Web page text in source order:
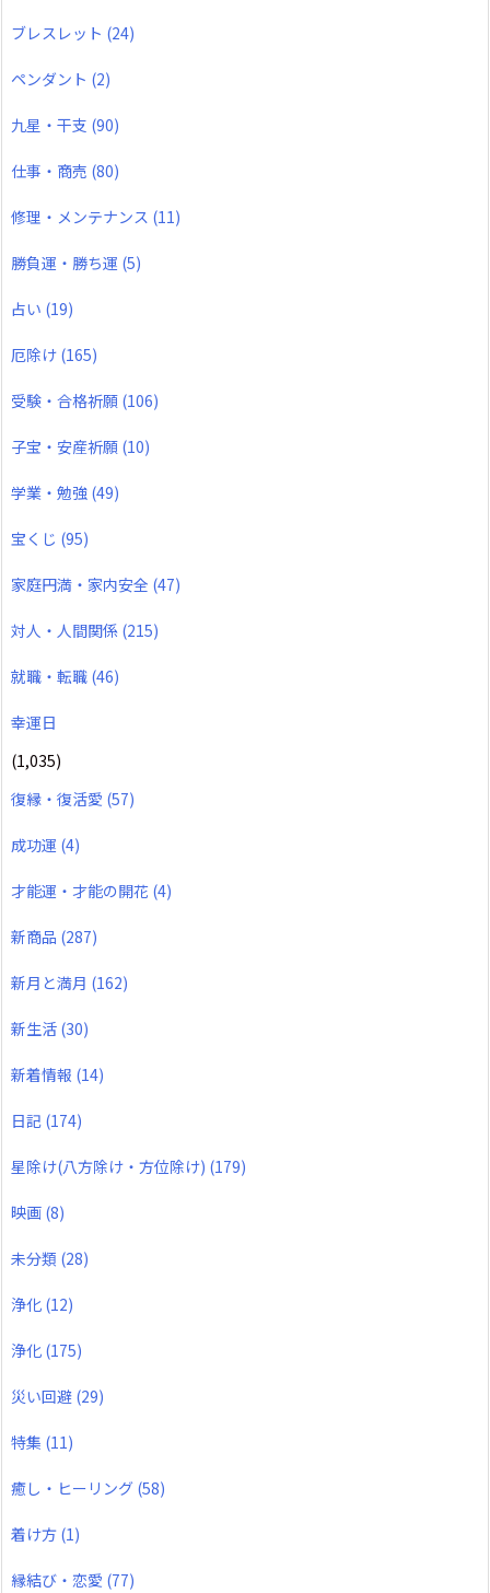
ブレスレット (24)
ペンダント (2)
九星・干支 (90)
仕事・商売 (80)
修理・メンテナンス (11)
勝負運・勝ち運 (5)
占い (19)
厄除け (165)
受験・合格祈願 (106)
子宝・安産祈願 (10)
学業・勉強 (49)
宝くじ (95)
家庭円満・家内安全 (47)
対人・人間関係 (215)
就職・転職 (46)
幸運日
(1,035)
復縁・復活愛 (57)
成功運 (4)
才能運・才能の開花 (4)
新商品 (287)
新月と満月 (162)
新生活 (30)
新着情報 (14)
日記 (174)
星除け(八方除け・方位除け) (179)
映画 (8)
未分類 (28)
浄化 (12)
浄化 (175)
災い回避 (29)
特集 (11)
癒し・ヒーリング (58)
着け方 (1)
縁結び・恋愛 (77)